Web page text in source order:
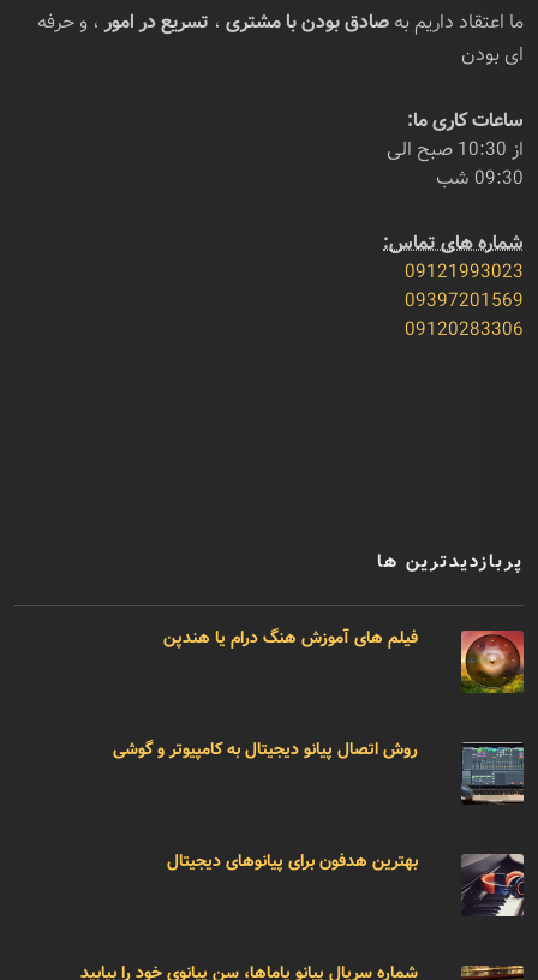
ما اعتقاد داریم به صادق بودن با مشتری ، تسریع در امور ، و حرفه
ای بودن
ساعات کاری ما:
از 10:30 صبح الی
09:30 شب
شماره های تماس:
09121993023
09397201569
09120283306
پربازدیدترین ها
فیلم های آموزش هنگ درام یا هندپن
روش اتصال پیانو دیجیتال به کامپیوتر و گوشی
بهترین هدفون برای پیانوهای دیجیتال
شماره سریال پیانو یاماها، سن پیانوی خود را بیابید